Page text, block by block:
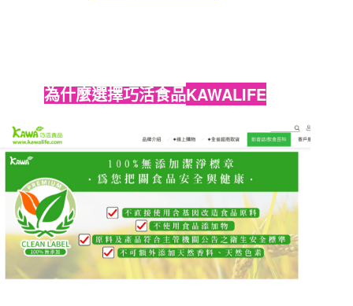
為什麼選擇巧活食品KAWALIFE